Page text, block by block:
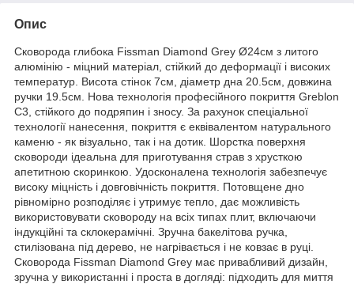
Опис
Сковорода глибока Fissman Diamond Grey Ø24см з литого
алюмінію - міцний матеріал, стійкий до деформації і високих
температур. Висота стінок 7см, діаметр дна 20.5см, довжина
ручки 19.5см. Нова технологія професійного покриття Greblon
С3, стійкого до подряпин і зносу. За рахунок спеціальної
технології нанесення, покриття є еквівалентом натурального
каменю - як візуально, так і на дотик. Шорстка поверхня
сковороди ідеальна для приготування страв з хрусткою
апетитною скоринкою. Удосконалена технологія забезпечує
високу міцність і довговічність покриття. Потовщене дно
рівномірно розподіляє і утримує тепло, дає можливість
використовувати сковороду на всіх типах плит, включаючи
індукційні та склокерамічні. Зручна бакелітова ручка,
стилізована під дерево, не нагрівається і не ковзає в руці.
Сковорода Fissman Diamond Grey має привабливий дизайн,
зручна у використанні і проста в догляді: підходить для миття